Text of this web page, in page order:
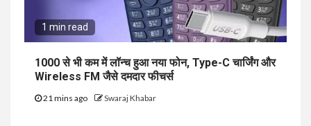
1 min read
₹1000 से भी कम में लॉन्च हुआ नया फोन, Type-C चार्जिंग और
Wireless FM जैसे दमदार फीचर्स
21 mins ago Swaraj Khabar